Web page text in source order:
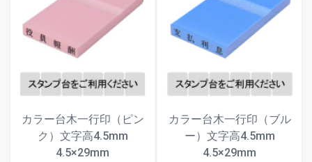
カラー台木一行印（ピン
ク）文字高4.5mm
4.5×29mm
カラー台木一行印（ブル
ー）文字高4.5mm
4.5×29mm